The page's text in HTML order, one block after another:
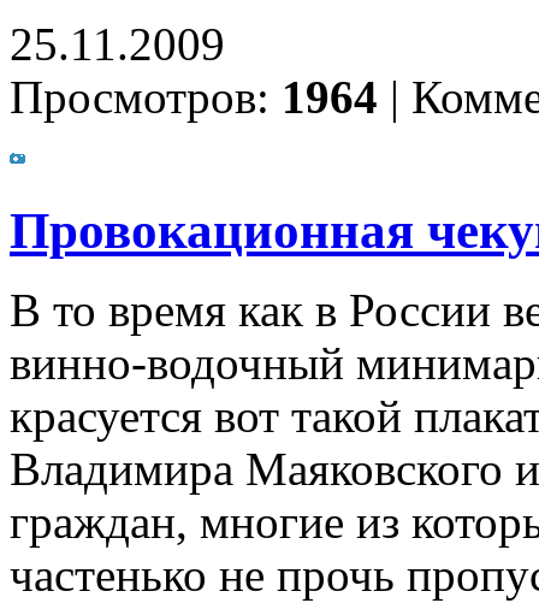
25.11.2009
Просмотров: 1964 |
Провокационная
В то время как в России
винно-водочный
красуется вот такой
Владимира Маяковского
граждан, многие из
частенько не прочь